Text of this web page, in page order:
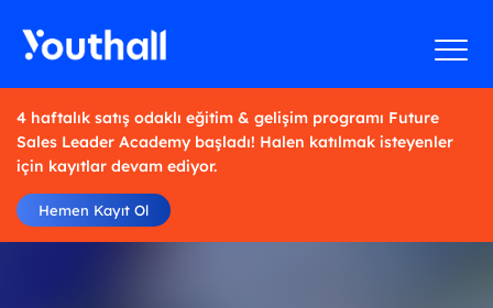
4 haftalık satış odaklı eğitim & gelişim programı Future
Sales Leader Academy başladı! Halen katılmak isteyenler
için kayıtlar devam ediyor.
Hemen Kayıt Ol